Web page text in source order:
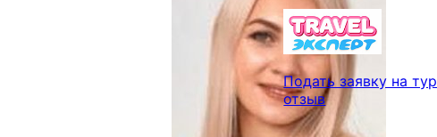
Подать заявку на тур
отзыв